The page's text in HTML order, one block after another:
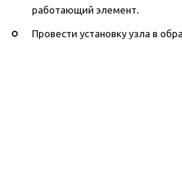
работающий элемент.
Провести установку узла в